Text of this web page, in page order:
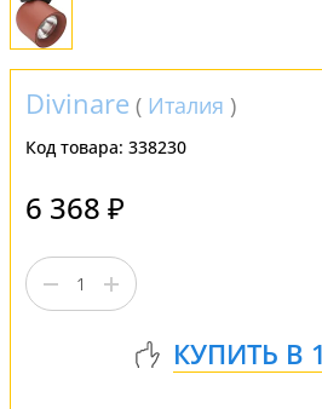
Divinare ( Италия )
Код товара: 338230
6 368 ₽